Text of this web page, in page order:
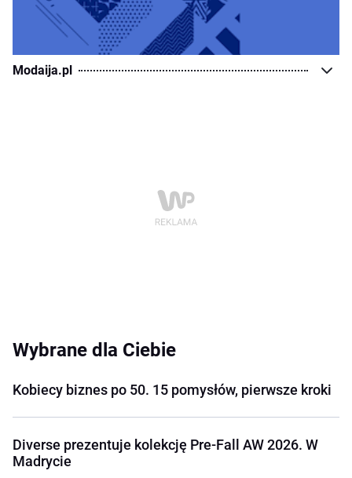
Modaija.pl
Wybrane dla Ciebie
Kobiecy biznes po 50. 15 pomysłów, pierwsze kroki
Diverse prezentuje kolekcję Pre-Fall AW 2026. W
Madrycie